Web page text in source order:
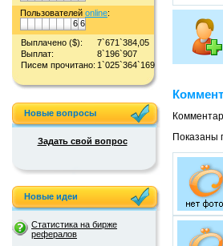
Пользователей online:
6 6
Выплачено ($):
7`671`384,05
Выплат:
8`196`907
Писем прочитано: 1`025`364`169
Новые вопросы
Задать свой вопрос
Новые идеи
Статистика на бирже
рефералов
Показаны